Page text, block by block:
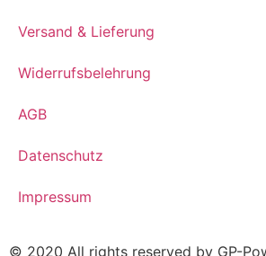
Versand & Lieferung
Widerrufsbelehrung
AGB
Datenschutz
Impressum
© 2020 All rights reserved by GP-